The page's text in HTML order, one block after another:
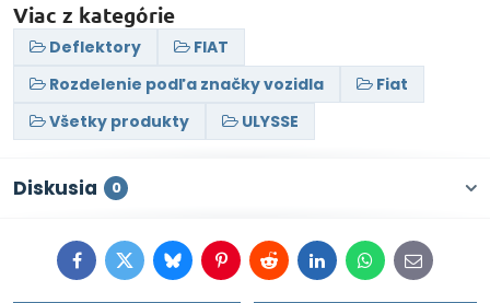
Viac z kategórie
Deflektory
FIAT
Rozdelenie podľa značky vozidla
Fiat
Všetky produkty
ULYSSE
Diskusia 0
FacebookTwitterBlueskyPinterestRedditLinkedInWhatsApp
E-
mail